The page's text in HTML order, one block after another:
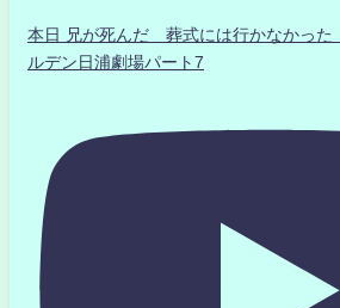
本日 兄が死んだ 葬式には行かなかっ
ルデン日浦劇場パート7